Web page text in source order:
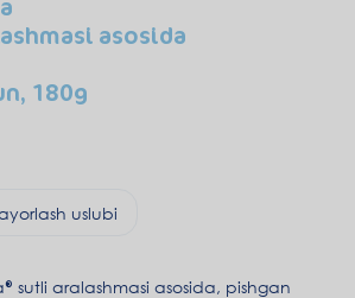
asosida
180g
uslubi
sutli aralashmasi asosida, pishgan